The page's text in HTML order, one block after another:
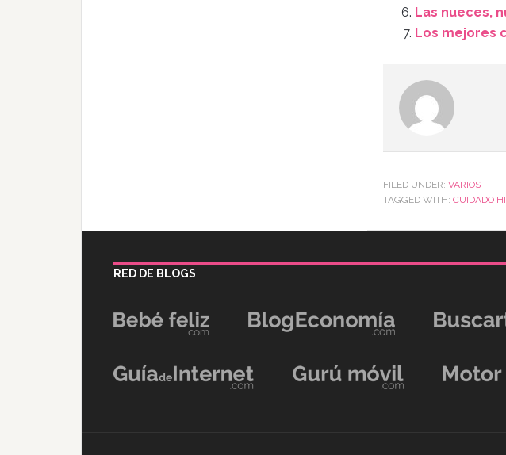
Las nueces,
Los mejores
FILED UNDER: VARIOS
TAGGED WITH: CUIDADO
RED DE BLOGS